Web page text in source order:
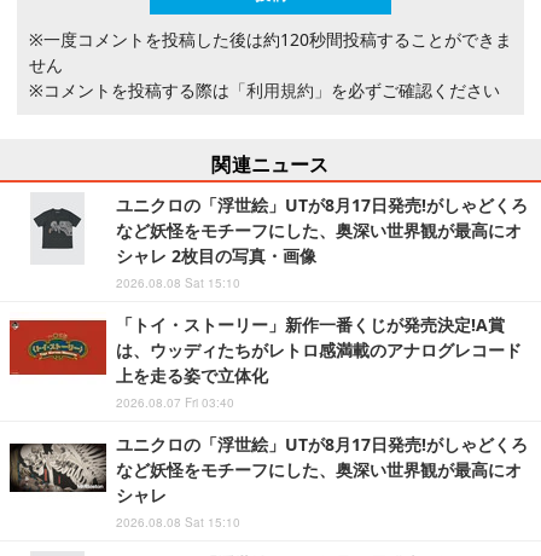
※一度コメントを投稿した後は約120秒間投稿することができま
せん
※コメントを投稿する際は 「利用規約」 を必ずご確認ください
関連ニュース
ユニクロの「浮世絵」UTが8月17日発売!がしゃどくろ
など妖怪をモチーフにした、奥深い世界観が最高にオ
シャレ 2枚目の写真・画像
2026.08.08 Sat 15:10
「トイ・ストーリー」新作一番くじが発売決定!A賞
は、ウッディたちがレトロ感満載のアナログレコード
上を走る姿で立体化
2026.08.07 Fri 03:40
ユニクロの「浮世絵」UTが8月17日発売!がしゃどくろ
など妖怪をモチーフにした、奥深い世界観が最高にオ
シャレ
2026.08.08 Sat 15:10